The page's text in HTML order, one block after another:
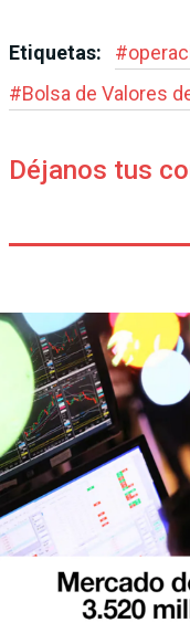
Etiquetas: #
#Bolsa de Valores
Déjanos tus